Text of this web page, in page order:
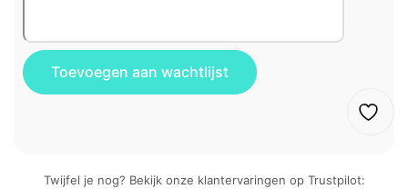
Twijfel je nog? Bekijk onze klantervaringen op Trustpilot: